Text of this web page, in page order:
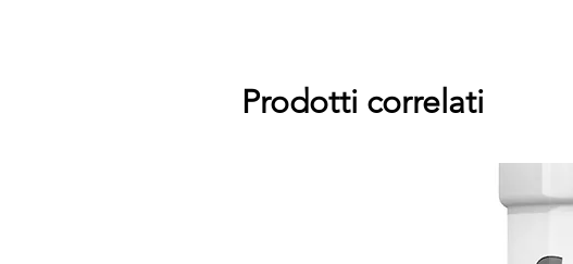
Prodotti correlati